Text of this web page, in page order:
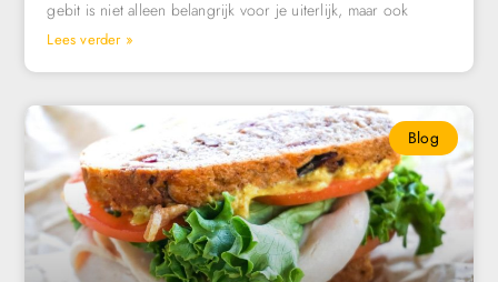
gebit is niet alleen belangrijk voor je uiterlijk, maar ook
Lees verder »
Blog